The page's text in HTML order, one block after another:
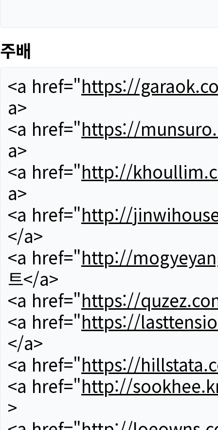
주배
<a href="https://
a>
<a href="https://
a>
<a href="http://
a>
<a href="http://
</a>
<a href="http://
트</a>
<a href="https://
<a href="https://
</a>
<a href="https://
<a href="http://
>